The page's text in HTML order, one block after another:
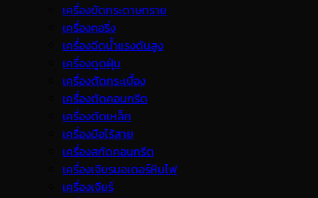
เครื่องขัดกระดาษทราย
เครื่องคอริ่ง
เครื่องฉีดน้ำแรงดันสูง
เครื่องดูดฝุ่น
เครื่องตัดกระเบื้อง
เครื่องตัดคอนกรีต
เครื่องตัดเหล็ก
เครื่องมือไร้สาย
เครื่องสกัดคอนกรีต
เครื่องเจียรมอเตอร์หินไฟ
เครื่องเจียร์